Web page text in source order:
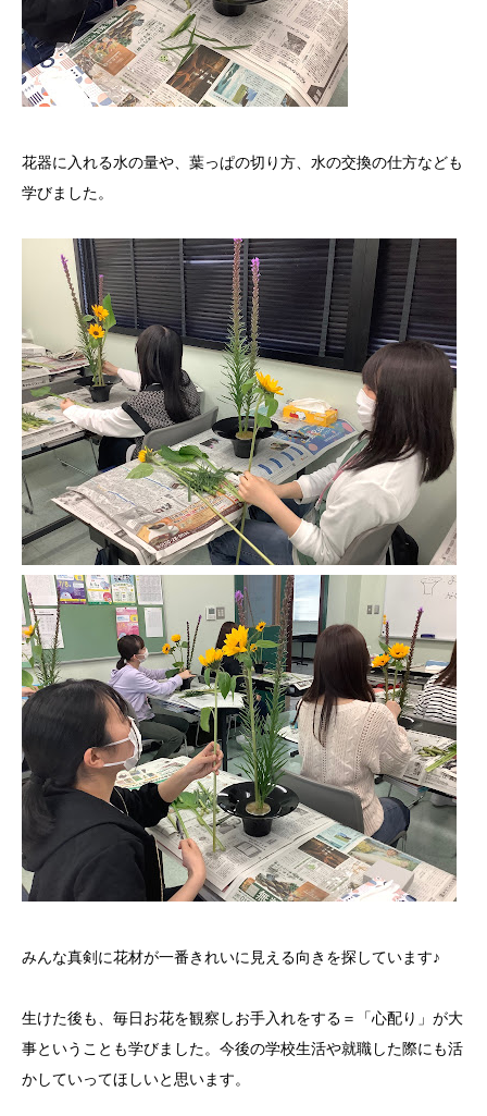
花器に入れる水の量や、葉っぱの切り方、水の交換の仕方なども
学びました。
みんな真剣に花材が一番きれいに見える向きを探しています♪
生けた後も、毎日お花を観察しお手入れをする＝「心配り」が大
事ということも学びました。今後の学校生活や就職した際にも活
かしていってほしいと思います。